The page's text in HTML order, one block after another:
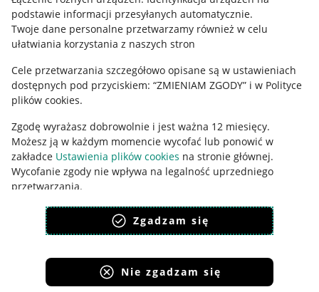
podstawie informacji przesyłanych automatycznie.
Twoje dane personalne przetwarzamy również w celu
ułatwiania korzystania z naszych stron
Cele przetwarzania szczegółowo opisane są w ustawieniach
dostępnych pod przyciskiem: “ZMIENIAM ZGODY” i w Polityce
plików cookies.
Zgodę wyrażasz dobrowolnie i jest ważna 12 miesięcy.
Możesz ją w każdym momencie wycofać lub ponowić w
zakładce Ustawienia plików cookies na stronie głównej.
Wycofanie zgody nie wpływa na legalność uprzedniego
przetwarzania.
polityka plików cookies
Zgadzam się
Nie zgadzam się
Ustawienia plików "cookies"
Udostępnianie lokalizacji
Informacje dla Aktu o Usługach Cyfrowych
Pobierz aplikację
Korzystanie z serwisu oznacza akceptacjęregulaminu